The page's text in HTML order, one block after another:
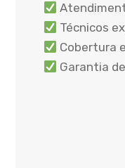
Técnicos
Cobertura
Garantia